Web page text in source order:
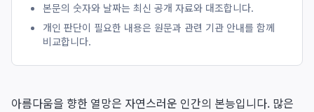
본문의 숫자와 날짜는 최신 공개 자료와 대조합니다.
개인 판단이 필요한 내용은 원문과 관련 기관 안내를 함께
비교합니다.
아름다움을 향한 열망은 자연스러운 인간의 본능입니다. 많은